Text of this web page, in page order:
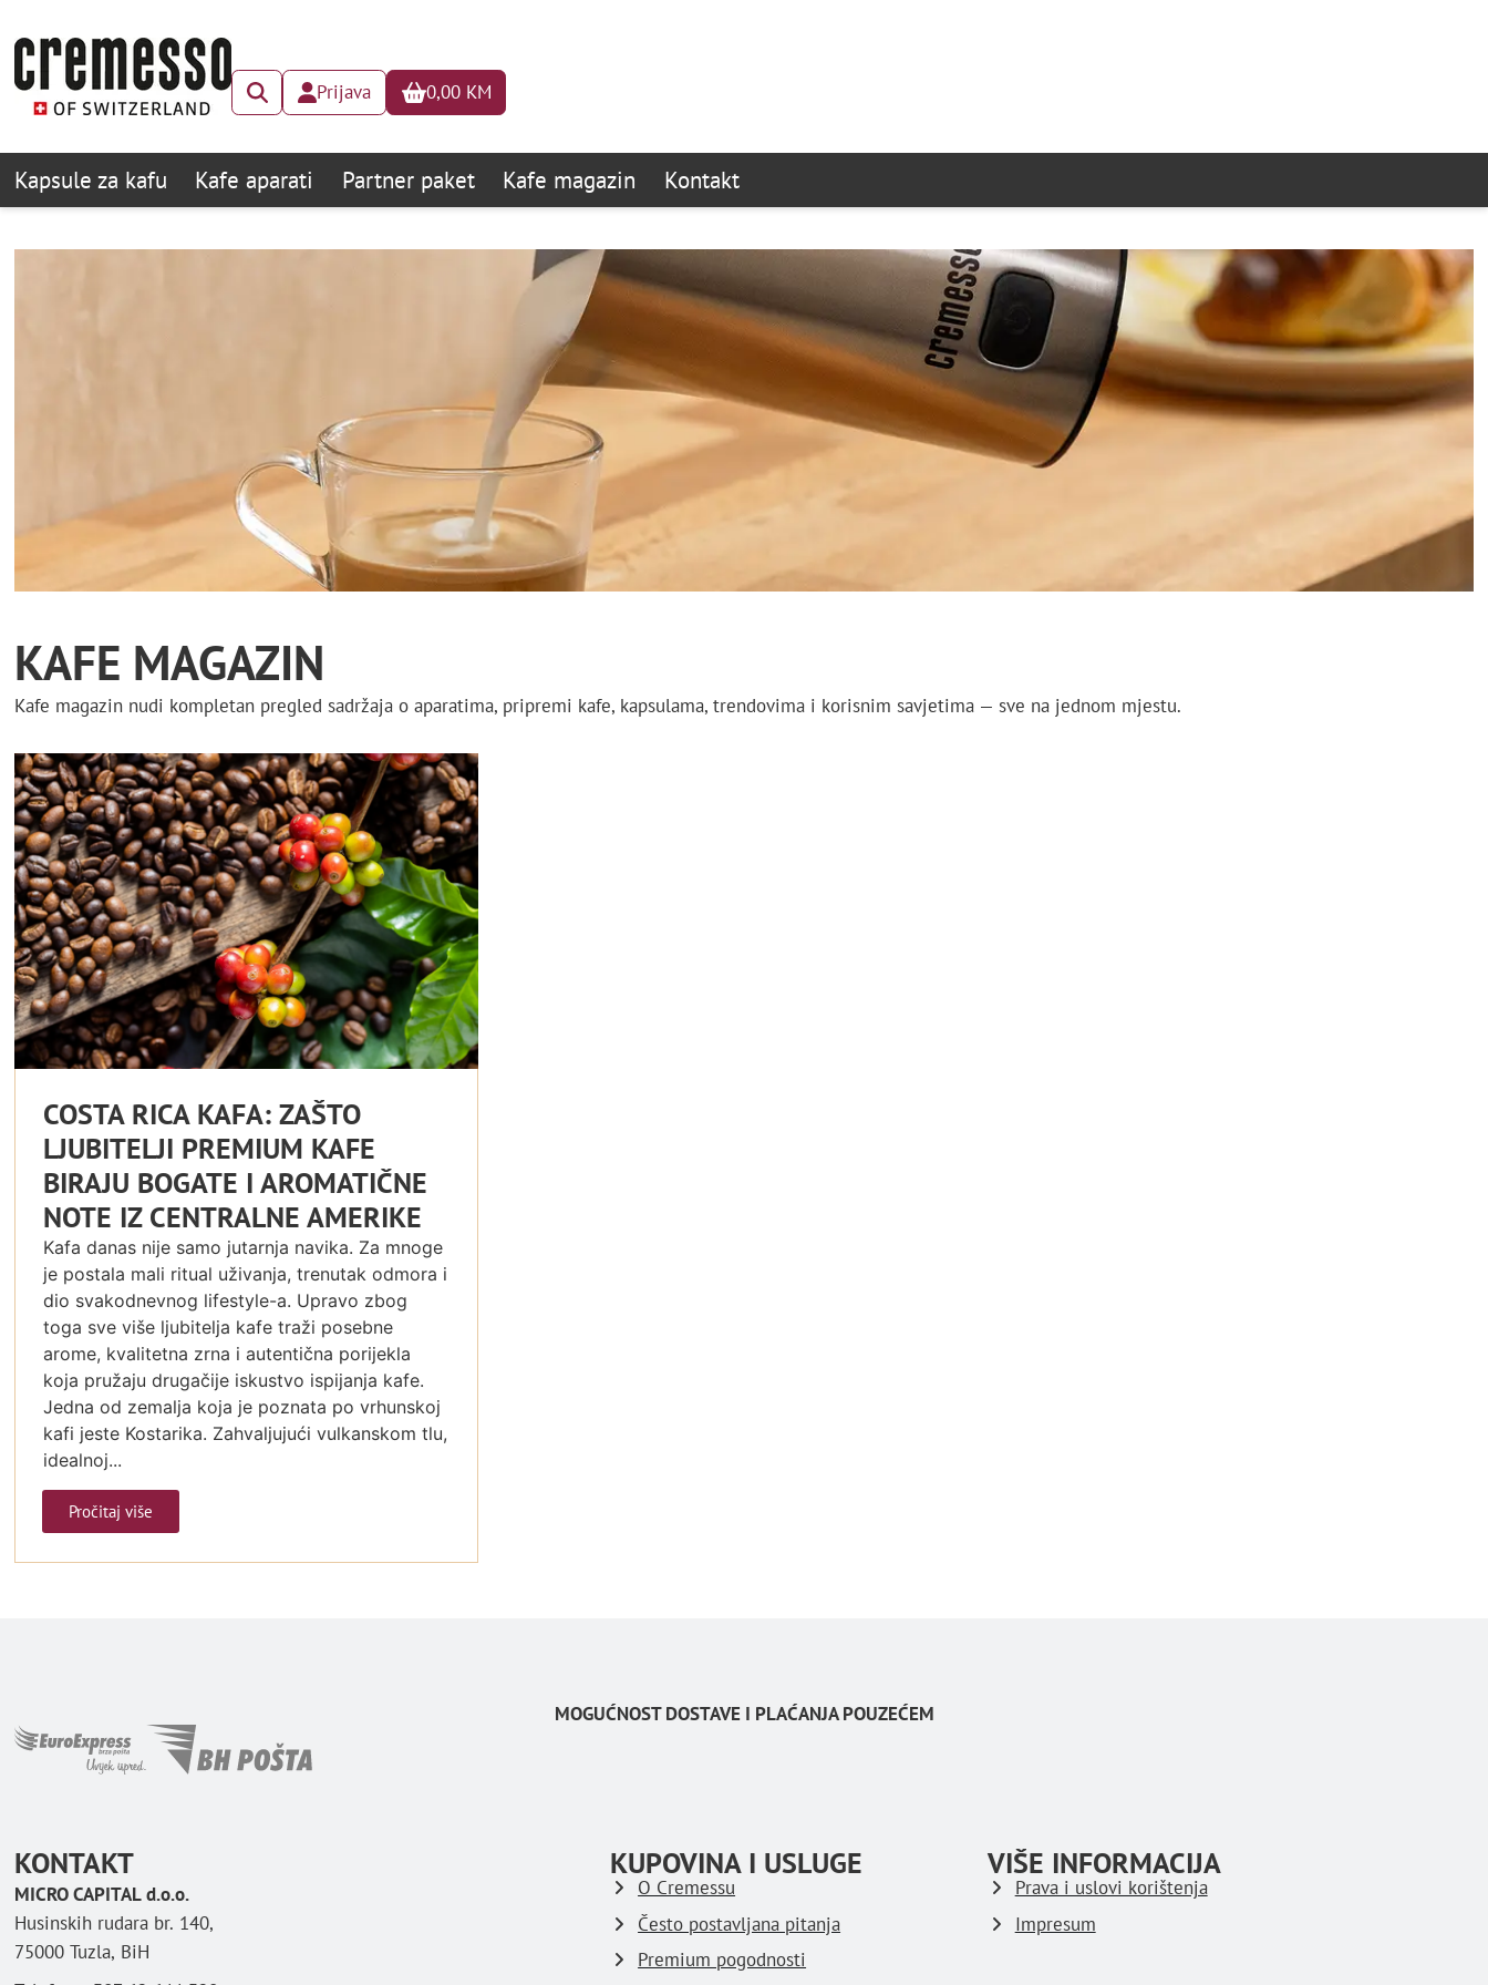
Prijava 0,00 KM
Kapsule za kafu Kafe aparati Partner paket Kafe magazin Kontakt
KAFE MAGAZIN
Kafe magazin nudi kompletan pregled sadržaja o aparatima, pripremi kafe, kapsulama, trendovima i korisnim savjetima — sve na jednom mjestu.
COSTA RICA KAFA: ZAŠTO
LJUBITELJI PREMIUM KAFE
BIRAJU BOGATE I AROMATIČNE
NOTE IZ CENTRALNE AMERIKE
Kafa danas nije samo jutarnja navika. Za mnoge
je postala mali ritual uživanja, trenutak odmora i
dio svakodnevnog lifestyle-a. Upravo zbog
toga sve više ljubitelja kafe traži posebne
arome, kvalitetna zrna i autentična porijekla
koja pružaju drugačije iskustvo ispijanja kafe.
Jedna od zemalja koja je poznata po vrhunskoj
kafi jeste Kostarika. Zahvaljujući vulkanskom tlu,
idealnoj...
Pročitaj više
MOGUĆNOST DOSTAVE I PLAĆANJA POUZEĆEM
KONTAKT
MICRO CAPITAL d.o.o.
Husinskih rudara br. 140,
75000 Tuzla, BiH
KUPOVINA I USLUGE
O Cremessu
Često postavljana pitanja
Premium pogodnosti
VIŠE INFORMACIJA
Prava i uslovi korištenja
Impresum